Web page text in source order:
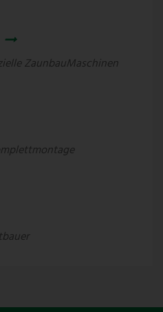
ZaunbauMaschinen